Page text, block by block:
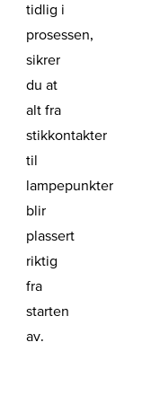
tidlig i
prosessen,
sikrer
du at
alt fra
stikkontakter
til
lampepunkter
blir
plassert
riktig
fra
starten
av.